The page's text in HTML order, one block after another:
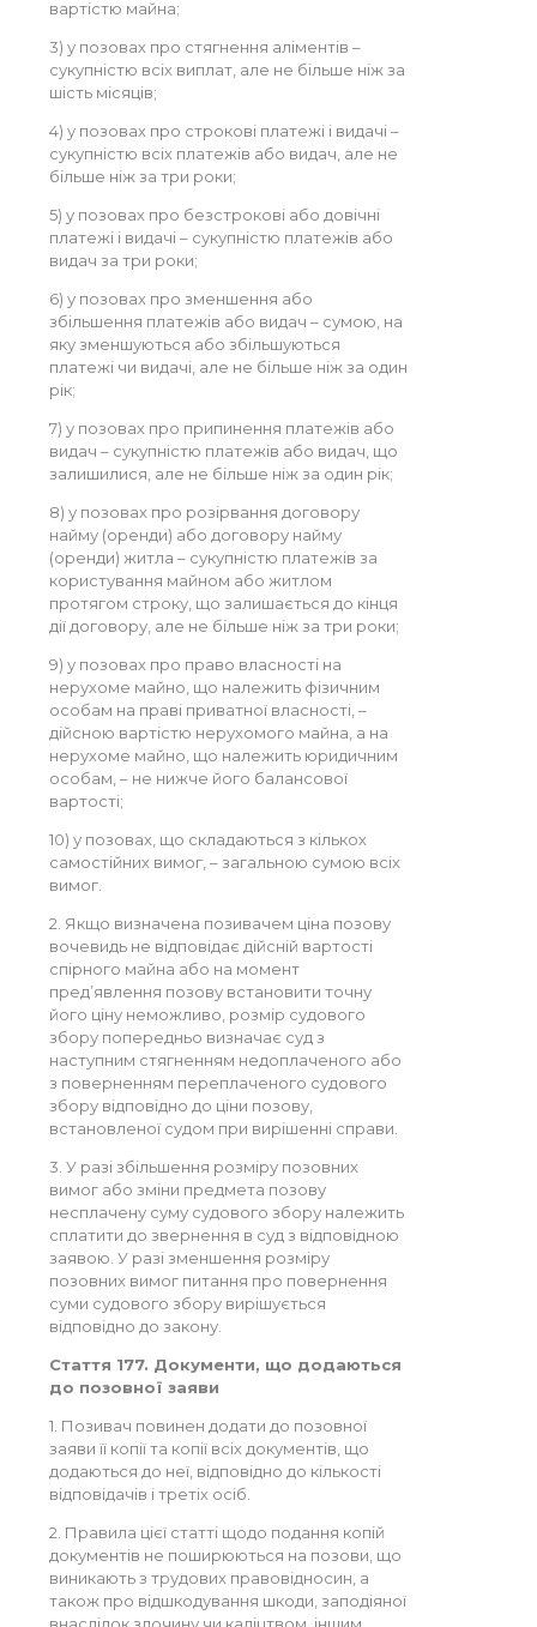
вартістю майна;
3) у позовах про стягнення аліментів –
сукупністю всіх виплат, але не більше ніж за
шість місяців;
4) у позовах про строкові платежі і видачі –
сукупністю всіх платежів або видач, але не
більше ніж за три роки;
5) у позовах про безстрокові або довічні
платежі і видачі – сукупністю платежів або
видач за три роки;
6) у позовах про зменшення або
збільшення платежів або видач – сумою, на
яку зменшуються або збільшуються
платежі чи видачі, але не більше ніж за один
рік;
7) у позовах про припинення платежів або
видач – сукупністю платежів або видач, що
залишилися, але не більше ніж за один рік;
8) у позовах про розірвання договору
найму (оренди) або договору найму
(оренди) житла – сукупністю платежів за
користування майном або житлом
протягом строку, що залишається до кінця
дії договору, але не більше ніж за три роки;
9) у позовах про право власності на
нерухоме майно, що належить фізичним
особам на праві приватної власності, –
дійсною вартістю нерухомого майна, а на
нерухоме майно, що належить юридичним
особам, – не нижче його балансової
вартості;
10) у позовах, що складаються з кількох
самостійних вимог, – загальною сумою всіх
вимог.
2. Якщо визначена позивачем ціна позову
вочевидь не відповідає дійсній вартості
спірного майна або на момент
пред’явлення позову встановити точну
його ціну неможливо, розмір судового
збору попередньо визначає суд з
наступним стягненням недоплаченого або
з поверненням переплаченого судового
збору відповідно до ціни позову,
встановленої судом при вирішенні справи.
3. У разі збільшення розміру позовних
вимог або зміни предмета позову
несплачену суму судового збору належить
сплатити до звернення в суд з відповідною
заявою. У разі зменшення розміру
позовних вимог питання про повернення
суми судового збору вирішується
відповідно до закону.
Стаття 177. Документи, що додаються
до позовної заяви
1. Позивач повинен додати до позовної
заяви її копії та копії всіх документів, що
додаються до неї, відповідно до кількості
відповідачів і третіх осіб.
2. Правила цієї статті щодо подання копій
документів не поширюються на позови, що
виникають з трудових правовідносин, а
також про відшкодування шкоди, заподіяної